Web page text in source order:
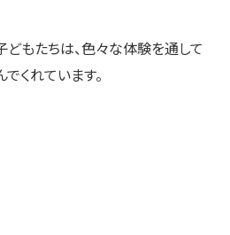
どもたちは、色々な体験を通して
くれています。